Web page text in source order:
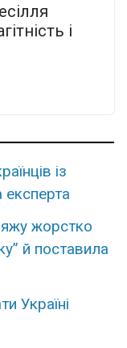
і
із
жорстко
й поставила
Україні